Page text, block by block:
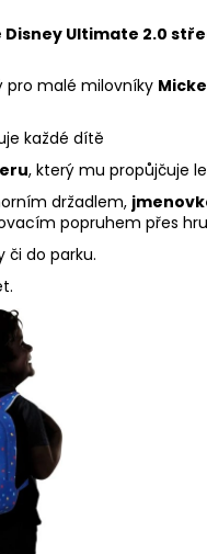
Ultimate 2.0
pro malé milovníky
každé dítě
, který mu propůjčuje
držadlem,
popruhem přes
či do parku.